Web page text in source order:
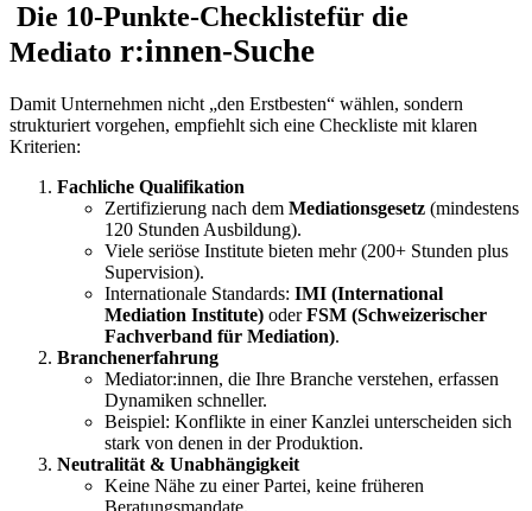
Die 10-Punkte-Checklistefür die
Mediato r:innen-Suche
Damit Unternehmen nicht „den Erstbesten“ wählen, sondern
strukturiert vorgehen, empfiehlt sich eine Checkliste mit klaren
Kriterien:
Fachliche Qualifikation
Zertifizierung nach dem Mediationsgesetz (mindestens
120 Stunden Ausbildung).
Viele seriöse Institute bieten mehr (200+ Stunden plus
Supervision).
Internationale Standards: IMI (International
Mediation Institute) oderFSM (Schweizerischer
Fachverband für Mediation).
Branchenerfahrung
Mediator:innen, die Ihre Branche verstehen, erfassen
Dynamiken schneller.
Beispiel: Konflikte in einer Kanzlei unterscheiden sich
stark von denen in der Produktion.
Neutralität & Unabhängigkeit
Keine Nähe zu einer Partei, keine früheren
Beratungsmandate.